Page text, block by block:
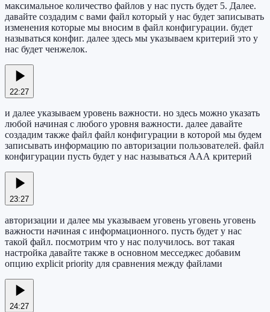
максимальное количество файлов у нас пусть будет 5. Далее.
давайте создадим с вами файл который у нас будет записывать
изменения которые мы вносим в файл конфигурации. будет
называться конфиг. далее здесь мы указываем критерий это у
нас будет ченжелок.
22:27
и далее указываем уровень важности. но здесь можно указать
любой начиная с любого уровня важности. далее давайте
создадим также файл файл конфигурации в которой мы будем
записывать информацию по авторизации пользователей. файл
конфигурации пусть будет у нас называться ААА критерий
23:27
авторизации и далее мы указываем уговень уговень уговень
важности начиная с информационного. пусть будет у нас
такой файл. посмотрим что у нас получилось. вот такая
настройка давайте также в основном месседжес добавим
опцию explicit priority для сравнения между файлами
24:27